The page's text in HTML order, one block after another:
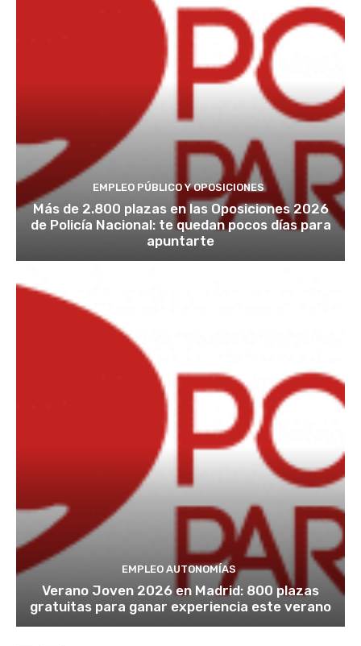
EMPLEO PÚBLICO Y OPOSICIONES
Más de 2.800 plazas en las Oposiciones 2026
de Policía Nacional: te quedan pocos días para
apuntarte
EMPLEO AUTONOMÍAS
Verano Joven 2026 en Madrid: 800 plazas
gratuitas para ganar experiencia este verano